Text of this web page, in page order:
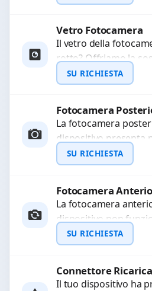
originale. Utilizziamo
Richiedi
Vetro Fotocamera
Il vetro della
rotto? Offriamo la
ricambi di alta
mesi....
SU RICHIESTA
Richiedi
Fotocamera
La fotocamera
dispositivo presenta
Interveniamo per
immagini sfocate,
SU RICHIESTA
Richiedi
Fotocamera
La fotocamera
dispositivo non
sostituiamo
problemi come
SU RICHIESTA
Richiedi
Connettore Ricarica
Il tuo dispositivo ha